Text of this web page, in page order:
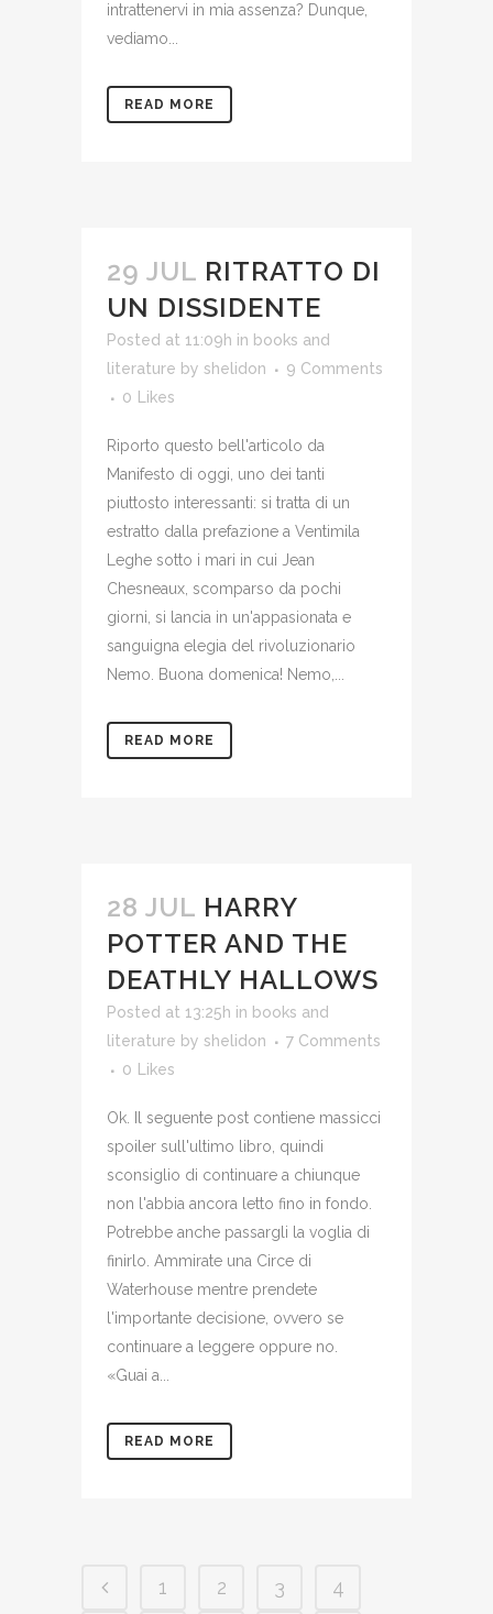
intrattenervi in mia assenza? Dunque,
vediamo...
READ MORE
29 JUL RITRATTO DI
UN DISSIDENTE
Posted at 11:09h in books and
literature by shelidon
9 Comments
0
Likes
Riporto questo bell'articolo da
Manifesto di oggi, uno dei tanti
piuttosto interessanti: si tratta di un
estratto dalla prefazione a Ventimila
Leghe sotto i mari in cui Jean
Chesneaux, scomparso da pochi
giorni, si lancia in un'appasionata e
sanguigna elegia del rivoluzionario
Nemo. Buona domenica! Nemo,...
READ MORE
28 JUL HARRY
POTTER AND THE
DEATHLY HALLOWS
Posted at 13:25h in books and
literature by shelidon
7 Comments
0
Likes
Ok. Il seguente post contiene massicci
spoiler sull'ultimo libro, quindi
sconsiglio di continuare a chiunque
non l'abbia ancora letto fino in fondo.
Potrebbe anche passargli la voglia di
finirlo. Ammirate una Circe di
Waterhouse mentre prendete
l'importante decisione, ovvero se
continuare a leggere oppure no.
«Guai a...
READ MORE
1 2 3 4